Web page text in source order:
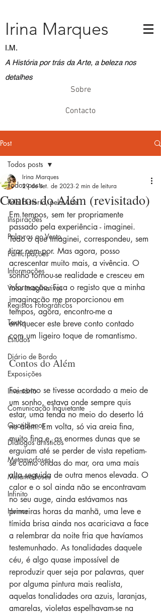
A História por trás da Arte, a beleza nos
detalhes
Irina Marques
I.M.
Sobre
Contacto
Post
Todos posts
Pela História, pela Arte
Inspirações
Palavras ao Vento
Participações
Informações
Voos Imaginativos
Registos Fotográficos
Textos
Estudos
Diário de Bordo
Exposições
Inventário
Comunicação Inquietante
Quotidianos
Diálogos artísticos
Metamorfoses
Metamorfoses
Infinito
Humor
Todos posts
Contos do Além (revisitado)
Irina Marques
29 de set. de 2023 2 min de leitura
Em tempos, sem ter propriamente
passado pela experiência - imaginei.
Tudo o que imaginei, correspondeu, sem
tirar nem por. Mas agora, posso
acrescentar muito mais, a vivência. O
sonho tornou-se realidade e cresceu em
informação. Fica o registo que a minha
imaginação me proporcionou em
tempos, agora, encontro-me a
enriquecer este breve conto contado
com um ligeiro toque de romantismo.
Contos do Além
Foi como se tivesse acordado a meio de
um sonho, estava onde sempre quis
estar, uma tenda no meio do deserto lá
no além. Em volta, só via areia fina,
muito fina e, as enormes dunas que se
erguiam até se perder de vista repetiam-
se como ondas do mar, ora uma mais
alta seguida de outra menos elevada. O
calor e o sol ainda não se encontravam
no seu auge, ainda estávamos nas
primeiras horas da manhã, uma leve e
tímida brisa ainda nos acariciava a face
a relembrar da noite fria que havíamos
testemunhado. As tonalidades daquele
céu, é algo quase impossível de
reproduzir quer seja por palavras, quer
por alguma pintura mais realista,
aquelas tonalidades ora azuis, laranjas,
amarelas, violetas espelhavam-se na